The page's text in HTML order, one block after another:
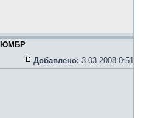
ЮМБР
Добавлено: 3.03.2008 0:51